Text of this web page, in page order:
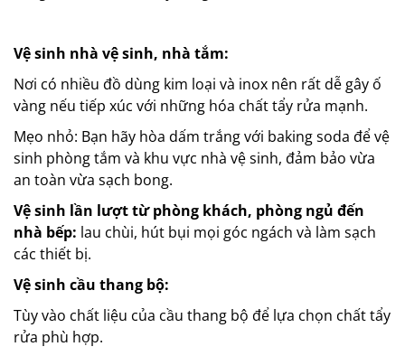
Vệ sinh nhà vệ sinh, nhà tắm:
Nơi có nhiều đồ dùng kim loại và inox nên rất dễ gây ố
vàng nếu tiếp xúc với những hóa chất tẩy rửa mạnh.
Mẹo nhỏ: Bạn hãy hòa dấm trắng với baking soda để vệ
sinh phòng tắm và khu vực nhà vệ sinh, đảm bảo vừa
an toàn vừa sạch bong.
Vệ sinh lần lượt từ phòng khách, phòng ngủ đến
nhà bếp: lau chùi, hút bụi mọi góc ngách và làm sạch
các thiết bị.
Vệ sinh cầu thang bộ:
Tùy vào chất liệu của cầu thang bộ để lựa chọn chất tẩy
rửa phù hợp.